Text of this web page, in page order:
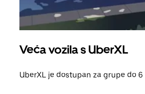
Veća vozila s UberXL
UberXL je dostupan za grupe do 6